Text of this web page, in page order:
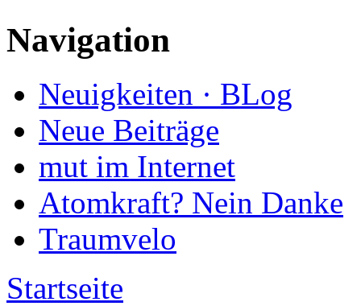
Navigation
Neuigkeiten · BLog
Neue Beiträge
mut im Internet
Atomkraft? Nein Danke
Traumvelo
Startseite